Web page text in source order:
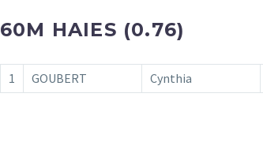
60M HAIES (0.76)
1 GOUBERT Cynthia